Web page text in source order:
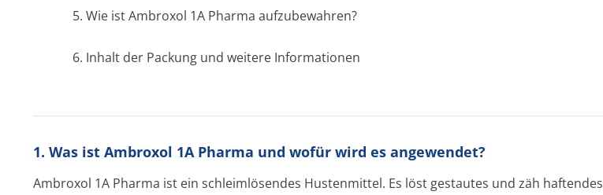
5. Wie ist Ambroxol 1A Pharma aufzubewahren?
6. Inhalt der Packung und weitere Informationen
1. Was ist Ambroxol 1A Pharma und wofür wird es angewendet?
Ambroxol 1A Pharma ist ein schleimlösendes Hustenmittel. Es löst gestautes und zäh haftendes